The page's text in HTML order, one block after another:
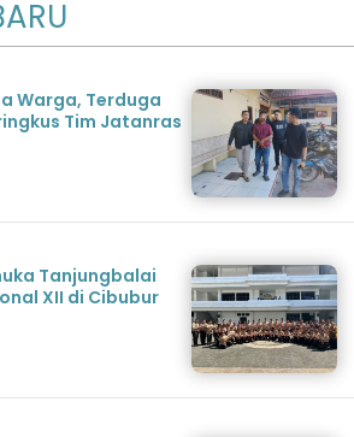
Warga, Terduga
Tim Jatanras
Tanjungbalai
XII di Cibubur